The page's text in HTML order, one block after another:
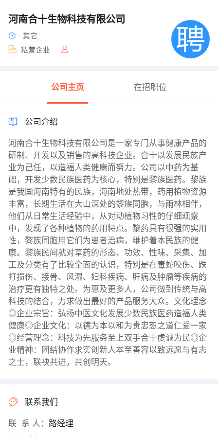
河南合十生物科技有限公司
其它
私营企业
公司主页 在招职位
公司介绍
河南合十生物科技有限公司是一家专门从事健康产品的
研制、开发以及销售的高科技企业。合十以发展民族产
业为己任，以造福人类健康而努力。公司以中药为基
础，开发少数民族医药为核心，特别是黎族医药。黎族
是我国海南特有的民族，海南地处热带，药用植物资源
丰富，长期生活在大山深处的黎族同胞，与雨林相伴，
他们从日常生活经验中，从对动植物习性的仔细观察
中，发现了各种植物的药用特点。黎药具有很强的实用
性，黎族同胞用它们为患者治病，维护着本民族的健
康。黎族民间就对草药的形态、功效、性味、采集、加
工及分类有了比较全面的认识，特别是在毒蛇咬伤、跌
打损伤、接骨、风湿、妇科疾病、肝病及肿瘤等疾病的
治疗更有独特之处。为惠及更多人，公司做到传统与高
科技的结合，力求做出最好的产品服务大众。文化理念
◎企业宗旨：弘扬中医文化发展少数民族医药造福人类
健康◎企业文化：以德为本以和为贵忠恕之道仁爱一家
◎经营理念：科技为先服务至上双手合十虔诚为民◎企
业精神：团结协作求实创新人本至善容以致远愿与有志
之士，联袂共进，共创明天。
联系我们
联 系 人： 路经理